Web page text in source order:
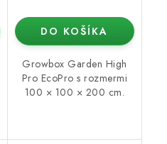
DO KOŠÍKA
Growbox Garden High
Pro EcoPro s rozmermi
100 × 100 × 200 cm.